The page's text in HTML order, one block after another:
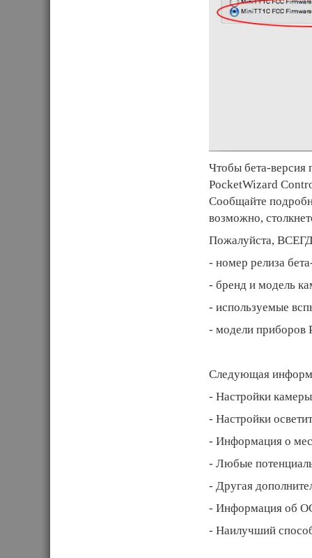
Чтобы бета-версия
PocketWizard
Сообщайте
возможно,
Пожалуйста,
- номер релиза
- бренд и модель
- используемые
- модели приборов
Следующая
- Настройки камеры
- Настройки
- Информация о
- Любые
- Другая
- Информация об
- Наилучший